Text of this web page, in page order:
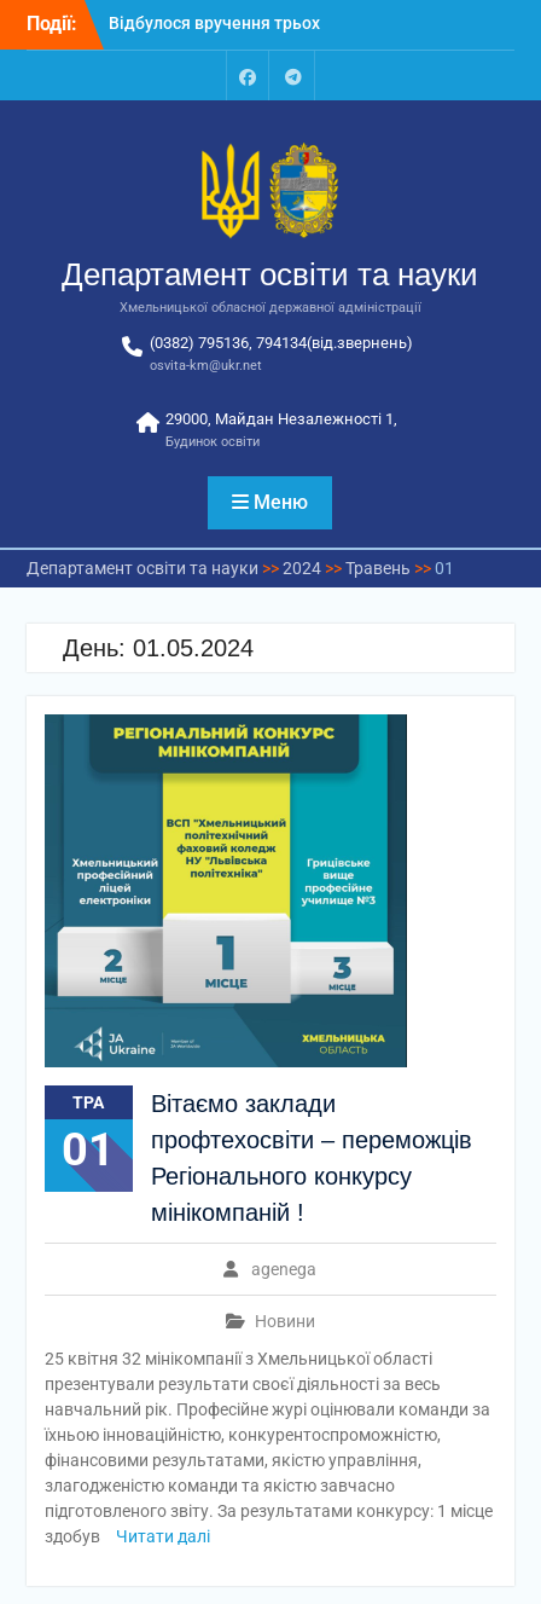
Перейти
Події:
Відбулося вручення трьох
автобусів для потреб
Відбулося засідання
освіти та науки обласної
державної адміністрації
Відбулась обласна
національно-патріотичне
виховання
FacebookTalegram
Департамент освіти та науки
Хмельницької обласної державної адміністрації
(0382) 795136, 794134(від.звернень)
osvita-km@ukr.net
29000, Майдан Незалежності 1,
Будинок освіти
Меню
Департамент освіти та науки >>2024>>Травень >>01
День: 01.05.2024
ТРА
01
Вітаємо заклади
профтехосвіти – переможців
Регіонального конкурсу
мінікомпаній !
agenega
Новини
25 квітня 32 мінікомпанії з Хмельницької області
презентували результати своєї діяльності за весь
навчальний рік. Професійне журі оцінювали команди за
їхньою інноваційністю, конкурентоспроможністю,
фінансовими результатами, якістю управління,
злагодженістю команди та якістю завчасно
підготовленого звіту. За результатами конкурсу: 1 місце
здобув
Читати далі